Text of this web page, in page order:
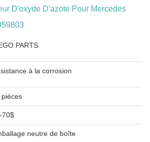
D'oxyde D'azote Pour Mercedes
PARTS
à la corrosion
pièces
70$
neutre de boîte